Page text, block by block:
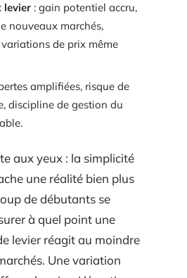
levier : gain potentiel accru,
nouveaux marchés,
de prix même
amplifiées, risque de
discipline de gestion du
aux yeux : la simplicité
une réalité bien plus
de débutants se
à quel point une
levier réagit au moindre
Une variation